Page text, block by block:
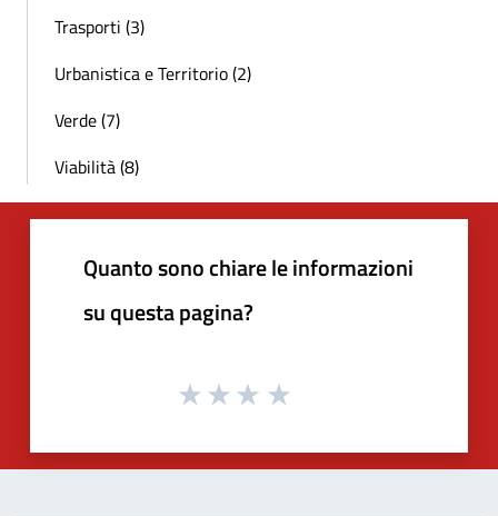
Trasporti (3)
Urbanistica e Territorio (2)
Verde (7)
Viabilità (8)
Quanto sono chiare le informazioni
su questa pagina?